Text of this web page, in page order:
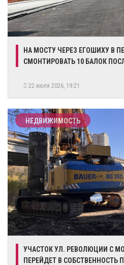
НА МОСТУ ЧЕРЕЗ ЕГОШИХУ В
СМОНТИРОВАТЬ 10 БАЛОК
22 июля 2026, 19:21
НЕДВИЖИМОСТЬ
УЧАСТОК УЛ. РЕВОЛЮЦИИ С
ПЕРЕЙДЕТ В СОБСТВЕННОСТЬ